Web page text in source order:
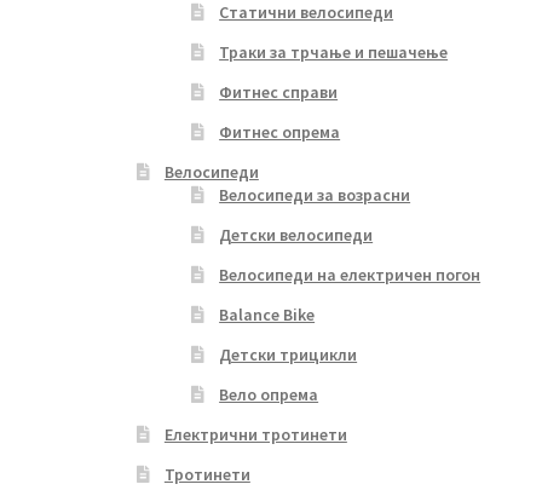
Статични велосипеди
Траки за трчање и пешачење
Фитнес справи
Фитнес опрема
Велосипеди
Велосипеди за возрасни
Детски велосипеди
Велосипеди на електричен погон
Balance Bike
Детски трицикли
Вело опрема
Електрични тротинети
Тротинети